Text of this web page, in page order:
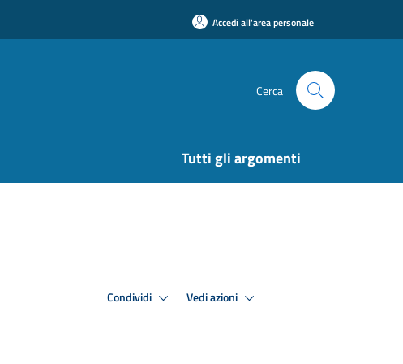
Accedi all'area personale
Cerca
Tutti gli argomenti
Condividi Vedi azioni